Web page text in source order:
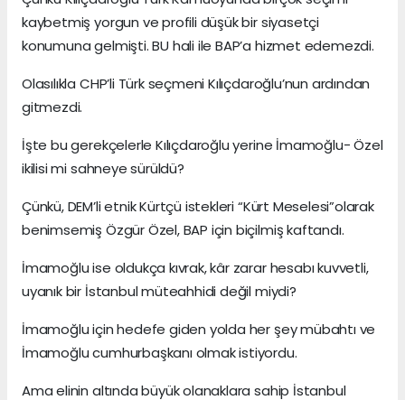
kaybetmiş yorgun ve profili düşük bir siyasetçi
konumuna gelmişti. BU hali ile BAP’a hizmet edemezdi.
Olasılıkla CHP’li Türk seçmeni Kılıçdaroğlu’nun ardından
gitmezdi.
İşte bu gerekçelerle Kılıçdaroğlu yerine İmamoğlu- Özel
ikilisi mi sahneye sürüldü?
Çünkü, DEM’li etnik Kürtçü istekleri “Kürt Meselesi”olarak
benimsemiş Özgür Özel, BAP için biçilmiş kaftandı.
İmamoğlu ise oldukça kıvrak, kâr zarar hesabı kuvvetli,
uyanık bir İstanbul müteahhidi değil miydi?
İmamoğlu için hedefe giden yolda her şey mübahtı ve
İmamoğlu cumhurbaşkanı olmak istiyordu.
Ama elinin altında büyük olanaklara sahip İstanbul